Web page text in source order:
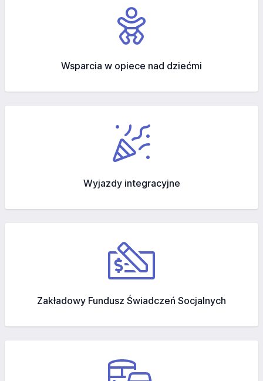
Wsparcia w opiece nad dziećmi
Wyjazdy integracyjne
Zakładowy Fundusz Świadczeń Socjalnych